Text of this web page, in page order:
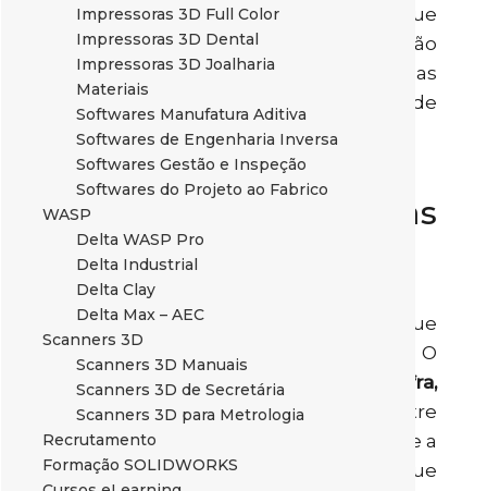
utilizar, em circunstâncias difíceis, e que
nos obrigam também a pensar não
apenas na eficácia da solução, mas
também no conforto e facilidade de
utilização.
Quem vai receber estas
viseiras?
Até ao momento as entidades que
devem receber estas viseiras são. O
Centro Hospitalar do Oeste, Mafra,
diversos lares, Hospitais de Lisboa
, entre
outros que tem vindo crescentemente a
solicitar estes equipamentos. Assim que
Impressoras 3D Full Color
Impressoras 3D Dental
Impressoras 3D Joalharia
Materiais
Softwares Manufatura Aditiva
Softwares de Engenharia Inversa
Softwares Gestão e Inspeção
Softwares do Projeto ao Fabrico
WASP
Delta WASP Pro
Delta Industrial
Delta Clay
Delta Max – AEC
Scanners 3D
Scanners 3D Manuais
Scanners 3D de Secretária
Scanners 3D para Metrologia
Recrutamento
Formação SOLIDWORKS